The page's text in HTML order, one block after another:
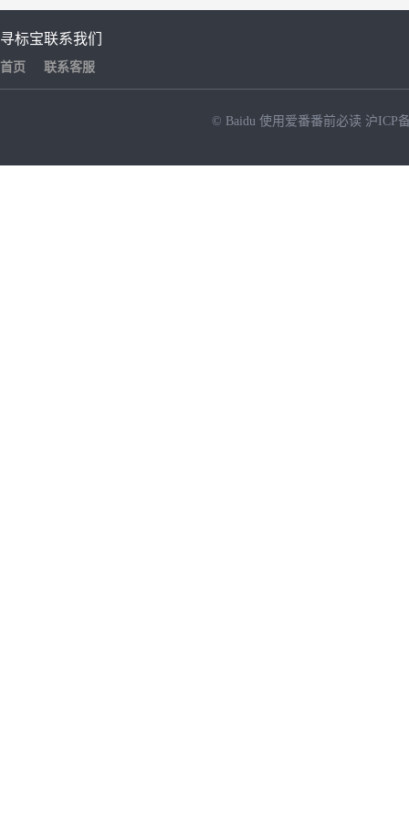
寻标宝
首页
联系我们
联系客服
© Baidu 使用爱番番前必读 沪ICP